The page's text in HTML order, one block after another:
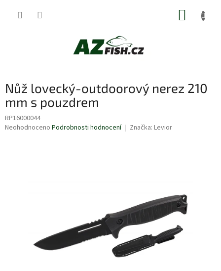
Nůž lovecký-outdoorový nerez 210
mm s pouzdrem
RP16000044
Průměrné
Neohodnoceno Podrobnosti hodnocení Značka: Levior